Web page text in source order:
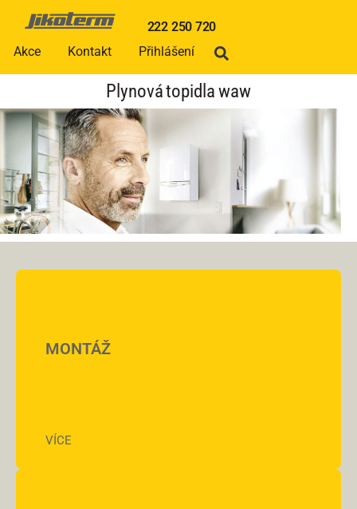
222 250 720
Akce
Kontakt Přihlášení
Plynová topidla waw
MONTÁŽ
VÍCE